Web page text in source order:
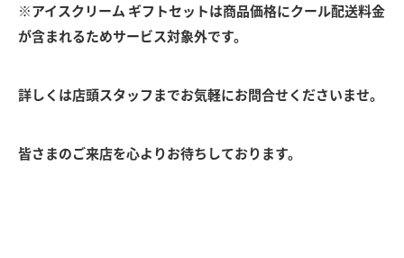
※アイスクリーム ギフトセットは商品価格にクール配送料金
が含まれるためサービス対象外です。
詳しくは店頭スタッフまでお気軽にお問合せくださいませ。
皆さまのご来店を心よりお待ちしております。